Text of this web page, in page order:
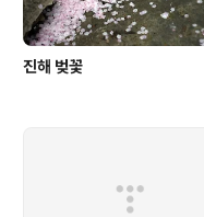
진해 벚꽃